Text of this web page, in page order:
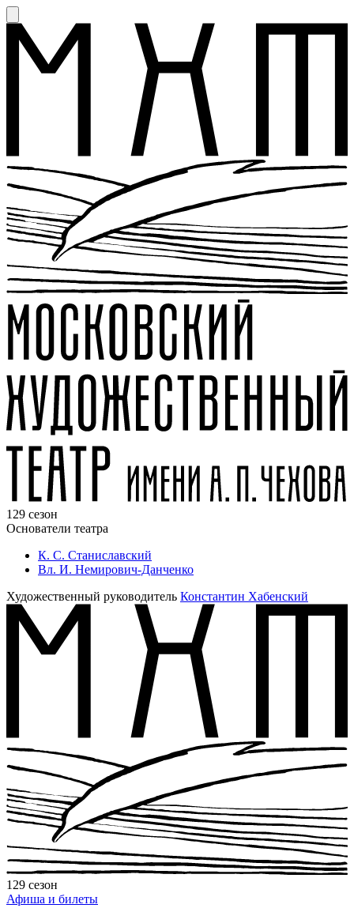
129 сезон
Основатели театра
К. С. Станиславский
Вл. И. Немирович-Данченко
Художественный руководитель Константин Хабенский
129 сезон
Афиша и билеты